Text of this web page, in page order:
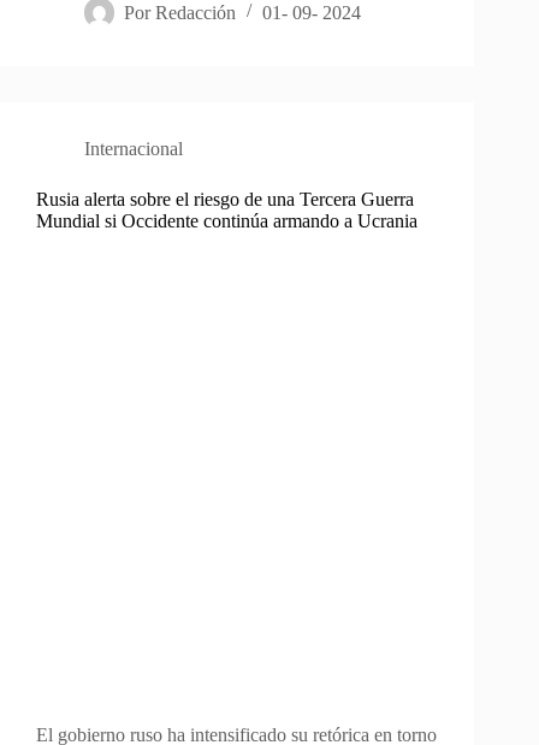
Por Redacción 01- 09- 2024
Internacional
Rusia alerta sobre el riesgo de una Tercera Guerra
Mundial si Occidente continúa armando a Ucrania
El gobierno ruso ha intensificado su retórica en torno